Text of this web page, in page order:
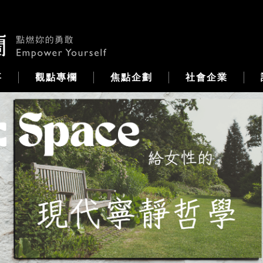
觀點專欄 焦點企劃 社會企業